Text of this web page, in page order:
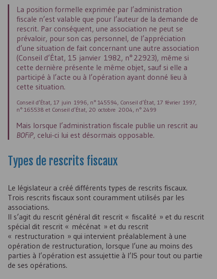
La position formelle exprimée par l’administration
fiscale n’est valable que pour l’auteur de la demande de
rescrit. Par conséquent, une association ne peut se
prévaloir, pour son cas personnel, de l’appréciation
d’une situation de fait concernant une autre association
(Conseil d’État, 15 janvier 1982, n° 22923), même si
cette dernière présente le même objet, sauf si elle a
participé à l’acte ou à l’opération ayant donné lieu à
cette situation.
Conseil d’État, 17 juin 1996, n° 145594, Conseil d’État, 17 février 1997,
n° 165538 et Conseil d’État, 20 octobre 2004, n° 2499
Mais lorsque l’administration fiscale publie un rescrit au
BOFiP, celui-ci lui est désormais opposable.
Types de rescrits fiscaux
Le législateur a créé différents types de rescrits fiscaux.
Trois rescrits fiscaux sont couramment utilisés par les
associations.
Il s’agit du rescrit général dit rescrit « fiscalité » et du rescrit
spécial dit rescrit « mécénat » et du rescrit
« restructuration » qui intervient préalablement à une
opération de restructuration, lorsque l’une au moins des
parties à l’opération est assujettie à l’IS pour tout ou partie
de ses opérations.